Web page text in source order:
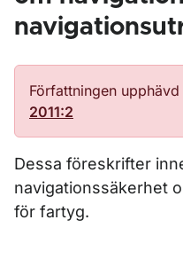
Författningen
2011:2
Dessa föreskrifter
navigationssäkerhet
för fartyg.